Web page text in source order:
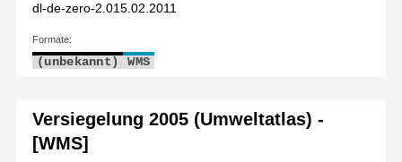
dl-de-zero-2.015.02.2011
Formate:
(unbekannt) WMS
Versiegelung 2005 (Umweltatlas) -
[WMS]